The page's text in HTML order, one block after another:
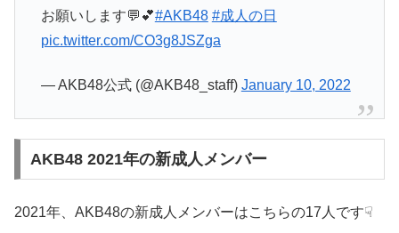
お願いします💬💕#AKB48 #成人の日
pic.twitter.com/CO3g8JSZga
— AKB48公式 (@AKB48_staff) January 10, 2022
AKB48 2021年の新成人メンバー
2021年、AKB48の新成人メンバーはこちらの17人です☟